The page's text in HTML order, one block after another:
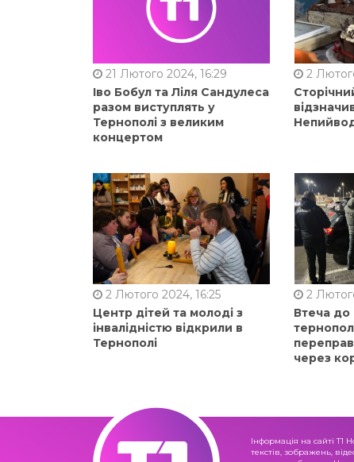
21 Лютого 2024, 16:29
Іво Бобул та Ліля Сандулеса
разом виступлять у
Тернополі з великим
концертом
2
2 Лютого 2024, 16:25
Центр дітей та молоді з
інвалідністю відкрили в
Тернополі
2
Втеча до
через
Інформація на сайті Т1
текстів, зображень,